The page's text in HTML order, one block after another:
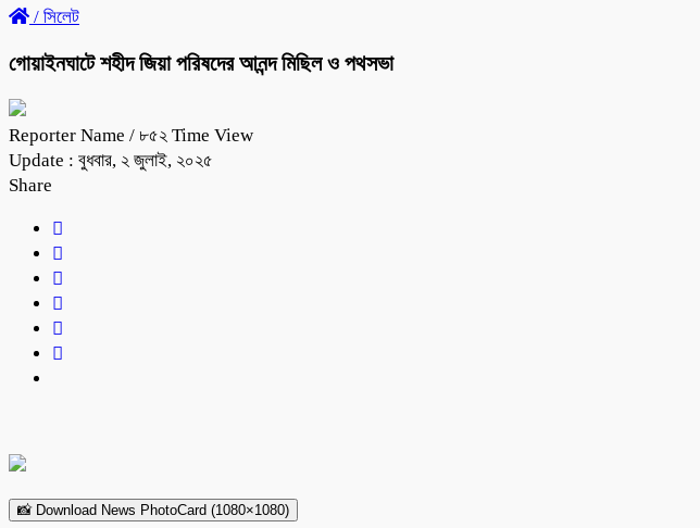
/ সিলেট
গোয়াইনঘাটে শহীদ জিয়া পরিষদের আনন্দ মিছিল ও পথসভা
Reporter Name / ৮৫২ Time View
Update : বুধবার, ২ জুলাই, ২০২৫
Share
📸 Download News PhotoCard (1080×1080)